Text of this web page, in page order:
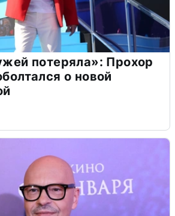
потеряла»: Прохор
о новой